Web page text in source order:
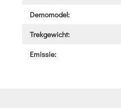
Demomodel:
Trekgewicht:
Emissie: